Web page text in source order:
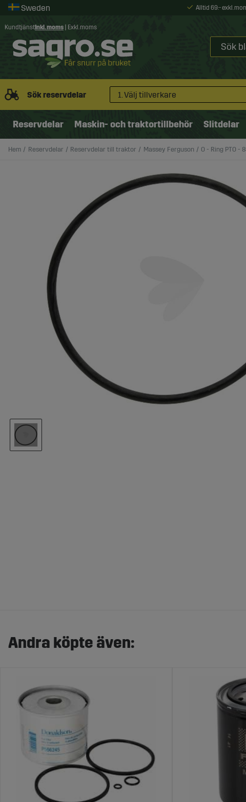
Alltid 69:- exkl.
Kundtjänst Inkl. moms Exkl. moms
Sök reservdelar 1. Välj tillverkare
Reservdelar Maskin- och traktortillbehör Slitdelar
Hem Reservdelar Reservdelar till traktor Massey Ferguson O - Ring PTO -
Andra köpte även: